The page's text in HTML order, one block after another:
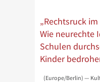
„Rechtsruck
Wie neurechte
Schulen
Kinder
(Europe/Berlin) —